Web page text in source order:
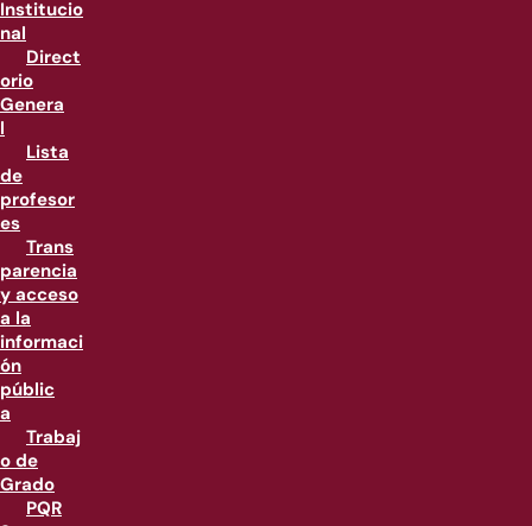
Institucio
nal
Direct
orio
Genera
l
Lista
de
profesor
es
Trans
parencia
y acceso
a la
informaci
ón
públic
a
Trabaj
o de
Grado
PQR